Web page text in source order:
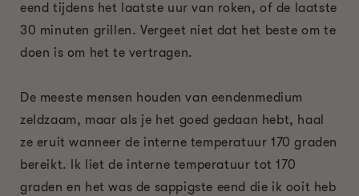
eend tijdens het laatste uur van roken, of de laatste
30 minuten grillen. Vergeet niet dat het beste om te
doen is om het te vertragen.
De meeste mensen houden van eendenmedium
zeldzaam, maar als je het goed gedaan hebt, haal
ze eruit wanneer de interne temperatuur 170 graden
bereikt. Ik liet de interne temperatuur tot 170
graden en het was de sappigste eend die ik ooit heb